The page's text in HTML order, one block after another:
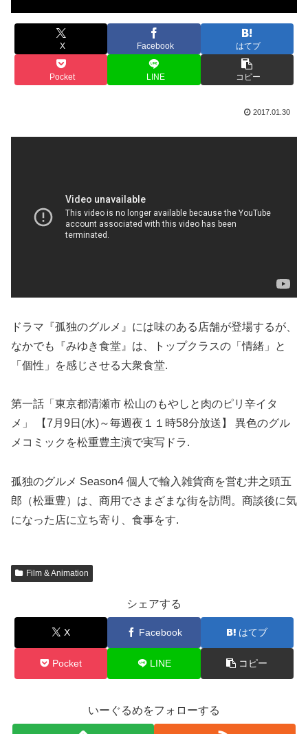
X Facebook はてブ
Pocket LINE コピー
2017.01.30
ドラマ『孤独のグルメ』には味のある店舗が登場するが、
なかでも『みゆき食堂』は、トップクラスの「情緒」と
「個性」を感じさせる大衆食堂.
第一話「東京都清瀬市 松山のもやしと肉のピリ辛イタ
メ」 【7月9日(水)～毎週夜１１時58分放送】 異色のグル
メコミックを松重豊主演で実写ドラ.
孤独のグルメ Season4 個人で輸入雑貨商を営む井之頭五
郎（松重豊）は、商用でさまざまな街を訪問。商談後に気
になった店に立ち寄り、食事をす.
Film & Animation
シェアする
X Facebook はてブ
Pocket LINE コピー
いーぐるめをフォローする